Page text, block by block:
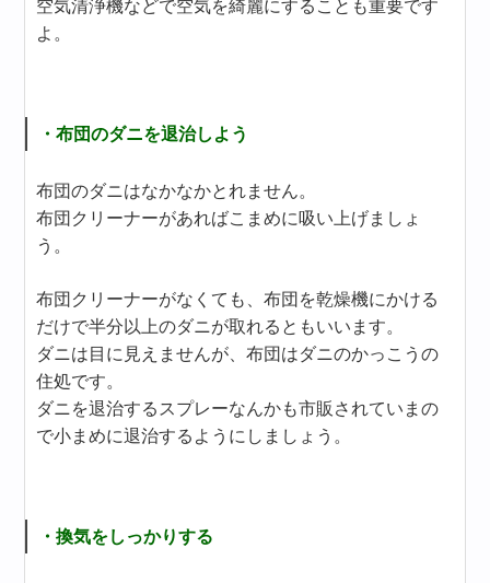
空気清浄機などで空気を綺麗にすることも重要です
よ。
・布団のダニを退治しよう
布団のダニはなかなかとれません。
布団クリーナーがあればこまめに吸い上げましょ
う。
布団クリーナーがなくても、布団を乾燥機にかける
だけで半分以上のダニが取れるともいいます。
ダニは目に見えませんが、布団はダニのかっこうの
住処です。
ダニを退治するスプレーなんかも市販されていまの
で小まめに退治するようにしましょう。
・換気をしっかりする